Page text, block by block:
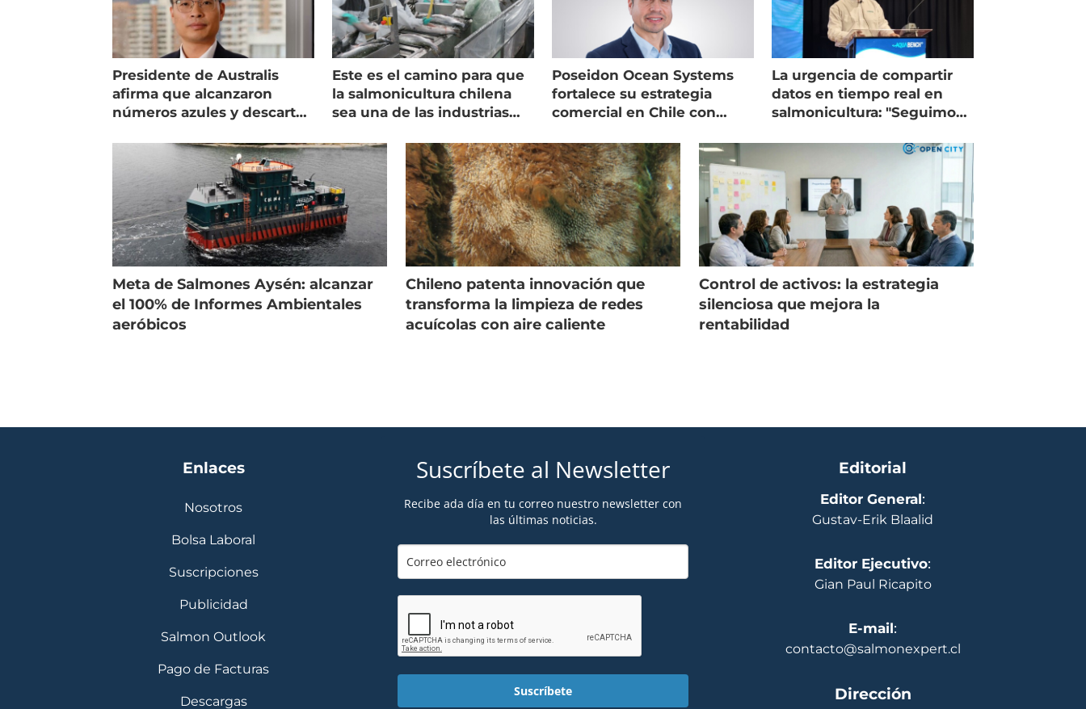
Presidente de Australis
afirma que alcanzaron
números azules y descarta
Este es el camino para que
la salmonicultura chilena
sea una de las industrias
Poseidon Ocean Systems
fortalece su estrategia
comercial en Chile con
La urgencia de compartir
datos en tiempo real en
salmonicultura: "Seguimos
Meta de Salmones Aysén: alcanzar
el 100% de Informes Ambientales
aeróbicos
Chileno patenta innovación que
transforma la limpieza de redes
acuícolas con aire caliente
Control de activos: la estrategia
silenciosa que mejora la
rentabilidad
Enlaces
Nosotros
Bolsa Laboral
Suscripciones
Publicidad
Salmon Outlook
Pago de Facturas
Descargas
Suscríbete al Newsletter
Recibe ada día en tu correo nuestro newsletter con
las últimas noticias.
Suscríbete
Editorial
Editor General:
Gustav-Erik Blaalid
Editor Ejecutivo:
Gian Paul Ricapito
E-mail:
contacto@salmonexpert.cl
Dirección